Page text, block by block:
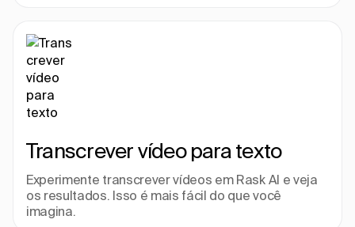
Transcrever vídeo para texto
Experimente transcrever vídeos em Rask AI e veja
os resultados. Isso é mais fácil do que você
imagina.